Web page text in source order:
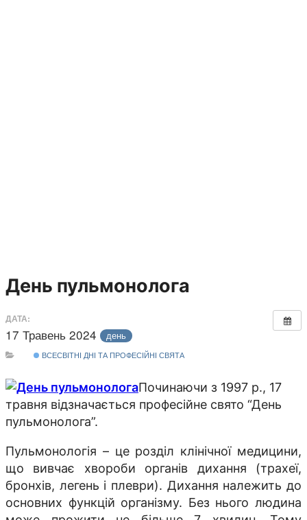
День пульмонолога
ДАТА:
17 Травень 2024 день
ВСЕСВІТНІ ДНІ ТА ПРОФЕСІЙНІ СВЯТА
Починаючи з 1997 р., 17
травня відзначається професійне свято “День
пульмонолога”.
Пульмонологія – це розділ клінічної медицини,
що вивчає хвороби органів дихання (трахеї,
бронхів, легень і плеври). Дихання належить до
основних функцій організму. Без нього людина